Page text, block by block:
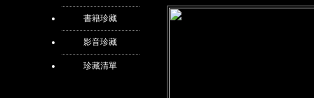
書籍珍藏
影音珍藏
珍藏清單